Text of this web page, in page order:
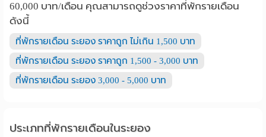
60,000 บาท/เดือน คุณสามารถดูช่วงราคาที่พักรายเดือน
ดังนี้
ที่พักรายเดือน ระยอง ราคาถูก ไม่เกิน 1,500 บาท
ที่พักรายเดือน ระยอง ราคาถูก 1,500 - 3,000 บาท
ที่พักรายเดือน ระยอง 3,000 - 5,000 บาท
ประเภทที่พักรายเดือนในระยอง